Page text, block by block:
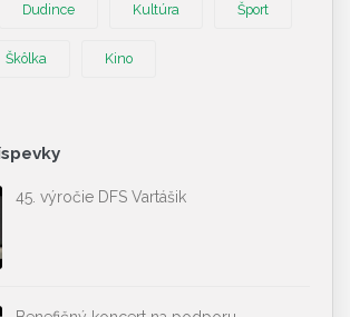
Dudince Kultúra Šport
Škôlka Kino
45. výročie DFS Vartášik